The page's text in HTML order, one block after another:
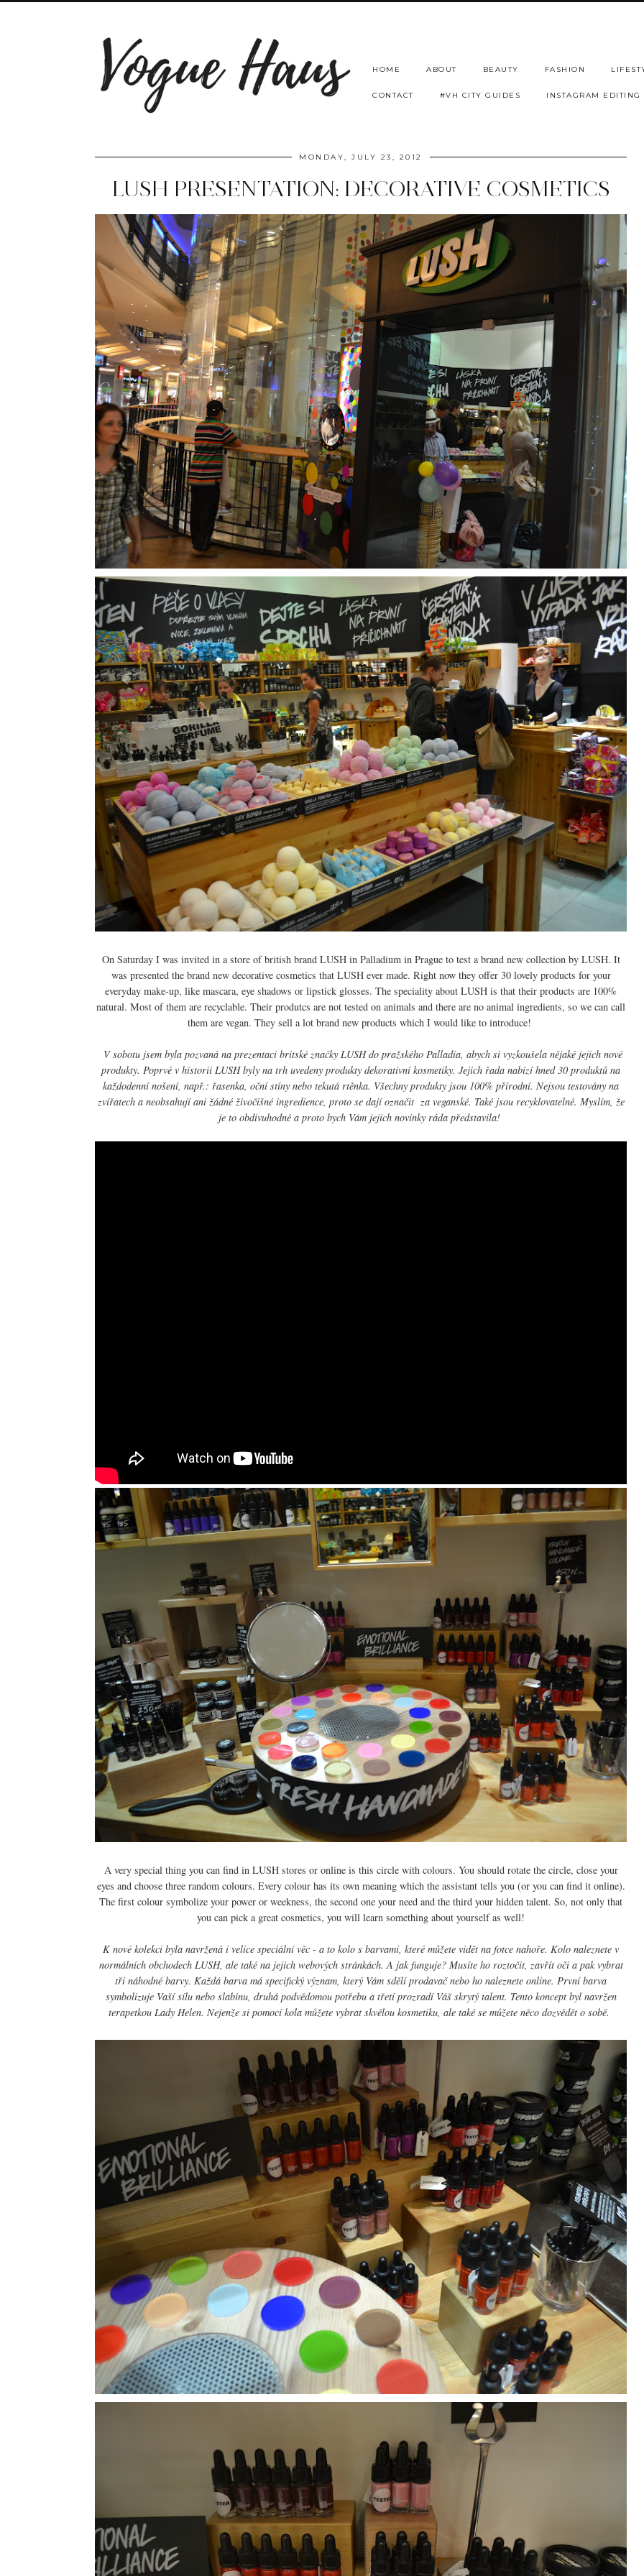
HOME ABOUT BEAUTY FASHION
CONTACT #VH CITY GUIDES INSTAGRAM EDITING
MONDAY, JULY 23, 2012
LUSH PRESENTATION: DECORATIVE COSMETICS
On Saturday I was invited in a store of british brand LUSH in Palladium in Prague to test a brand new collection by LUSH. It
was presented the brand new decorative cosmetics that LUSH ever made. Right now they offer 30 lovely products for your
everyday make-up, like mascara, eye shadows or lipstick glosses. The speciality about LUSH is that their products are 100%
natural. Most of them are recyclable. Their produtcs are not tested on animals and there are no animal ingredients, so we can call
them are vegan. They sell a lot brand new products which I would like to introduce!
V sobotu jsem byla pozvaná na prezentaci britské značky LUSH do pražského Palladia, abych si vyzkoušela nějaké jejich nové
produkty. Poprvé v historii LUSH byly na trh uvedeny produkty dekorativní kosmetiky. Jejich řada nabízí hned 30 produktů na
každodenní nošení, např.: řasenka, oční stíny nebo tekutá rtěnka. Všechny produkty jsou 100% přírodní. Nejsou testovány na
zvířatech a neobsahují ani žádné živočišné ingredience, proto se dají označit za veganské. Také jsou recyklovatelné. Myslím, že
je to obdivuhodné a proto bych Vám jejich novinky ráda představila!
A very special thing you can find in LUSH stores or online is this circle with colours. You should rotate the circle, close your
eyes and choose three random colours. Every colour has its own meaning which the assistant tells you (or you can find it online).
The first colour symbolize your power or weekness, the second one your need and the third your hidden talent. So, not only that
you can pick a great cosmetics, you will learn something about yourself as well!
K nové kolekci byla navržená i velice speciální věc - a to kolo s barvami, které můžete vidět na fotce nahoře. Kolo naleznete v
normálních obchodech LUSH, ale také na jejich webových stránkách. A jak funguje? Musíte ho roztočit, zavřít oči a pak vybrat
tři náhodné barvy. Každá barva má specifický význam, který Vám sdělí prodavač nebo ho naleznete online. První barva
symbolizuje Vaší sílu nebo slabinu, druhá podvědomou potřebu a třetí prozradí Váš skrytý talent. Tento koncept byl navržen
terapetkou Lady Helen. Nejenže si pomocí kola můžete vybrat skvělou kosmetiku, ale také se můžete něco dozvědět o sobě.